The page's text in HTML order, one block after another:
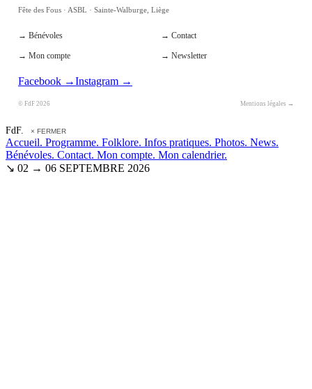
Fête des Fous · ASBL · Sainte-Walburge, Liège
→ Bénévoles → Contact
→ Mon compte → Newsletter
Facebook →Instagram →
© FdF 2026 Mentions légales →
FdF. × FERMER
Accueil. Programme. Folklore. Infos pratiques. Photos. News.
Bénévoles. Contact. Mon compte. Mon calendrier.
↘ 02 → 06 SEPTEMBRE 2026